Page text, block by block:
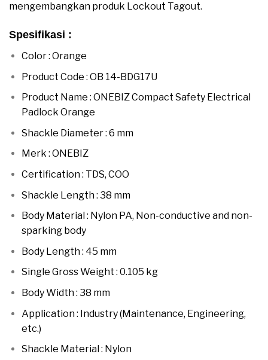
mengembangkan produk Lockout Tagout.
Spesifikasi :
Color : Orange
Product Code : OB 14-BDG17U
Product Name : ONEBIZ Compact Safety Electrical
Padlock Orange
Shackle Diameter : 6 mm
Merk : ONEBIZ
Certification : TDS, COO
Shackle Length : 38 mm
Body Material : Nylon PA, Non-conductive and non-
sparking body
Body Length : 45 mm
Single Gross Weight : 0.105 kg
Body Width : 38 mm
Application : Industry (Maintenance, Engineering,
etc.)
Shackle Material : Nylon